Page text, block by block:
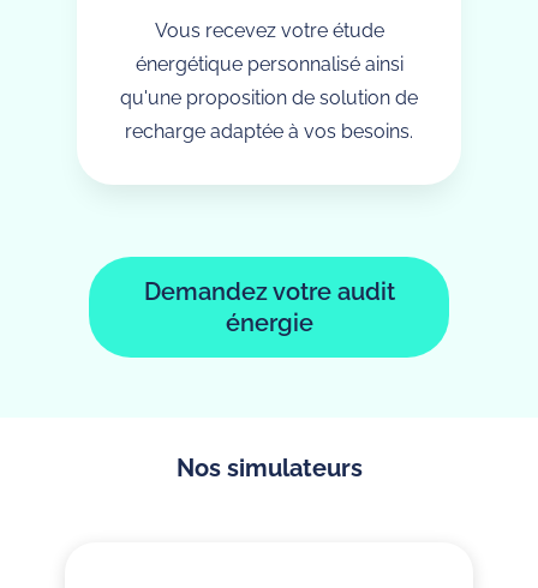
Vous recevez votre étude
énergétique personnalisé ainsi
qu'une proposition de solution de
recharge adaptée à vos besoins.
Demandez votre audit
énergie
Nos simulateurs